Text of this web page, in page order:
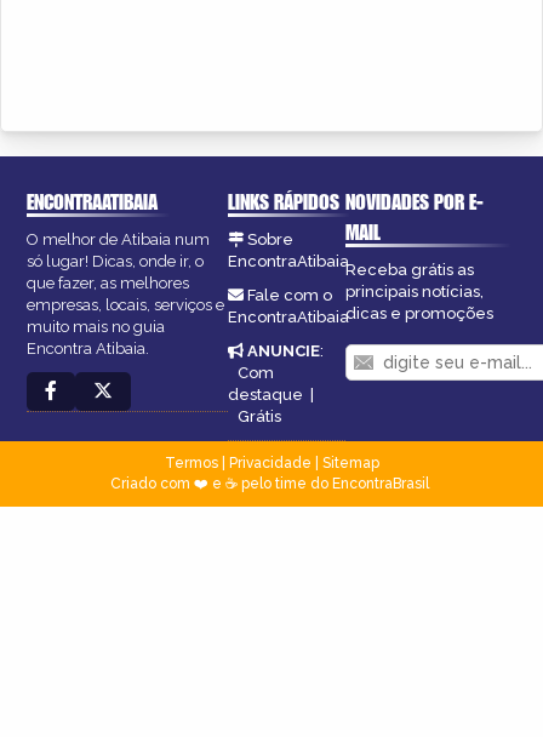
ENCONTRAATIBAIA
O melhor de Atibaia num
só lugar! Dicas, onde ir, o
que fazer, as melhores
empresas, locais, serviços e
muito mais no guia
Encontra Atibaia.
LINKS RÁPIDOS
Sobre
EncontraAtibaia
Fale com o
EncontraAtibaia
ANUNCIE:
Com
destaque |
Grátis
NOVIDADES POR E-
MAIL
Receba grátis as
principais notícias,
dicas e promoções
Termos| Privacidade
Sitemap
Criado com ❤️ e ☕ pelo time do EncontraBrasil